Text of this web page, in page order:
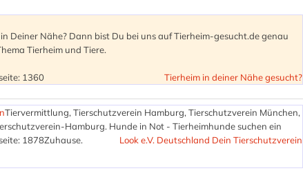
Deiner Nähe? Dann bist Du bei uns auf Tierheim-gesucht.de genau
Tierheim und Tiere.
1360 Tierheim in deiner Nähe gesucht?
Tiervermittlung, Tierschutzverein Hamburg, Tierschutzverein München,
Hamburg. Hunde in Not - Tierheimhunde suchen ein
Zuhause.
1878 Look e.V. Deutschland Dein Tierschutzverein